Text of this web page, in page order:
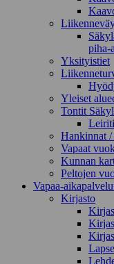
piha-
Yksityistiet
Yleiset
Tontit
Hankinnat
Vapaat
Kunnan
Peltojen
Vapaa-
Kirjasto